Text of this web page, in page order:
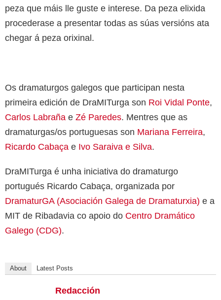
peza que máis lle guste e interese. Da peza elixida
procederase a presentar todas as súas versións ata
chegar á peza orixinal.
Os dramaturgos galegos que participan nesta
primeira edición de DraMITurga son Roi Vidal Ponte,
Carlos Labraña e Zé Paredes. Mentres que as
dramaturgas/os portuguesas son Mariana Ferreira,
Ricardo Cabaça e Ivo Saraiva e Silva.
DraMITurga é unha iniciativa do dramaturgo
portugués Ricardo Cabaça, organizada por
DramaturGA (Asociación Galega de Dramaturxia) e a
MIT de Ribadavia co apoio do Centro Dramático
Galego (CDG).
About Latest Posts
Redacción